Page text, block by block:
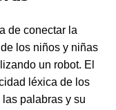
de conectar la
los niños y niñas
un robot. El
léxica de los
palabras y su